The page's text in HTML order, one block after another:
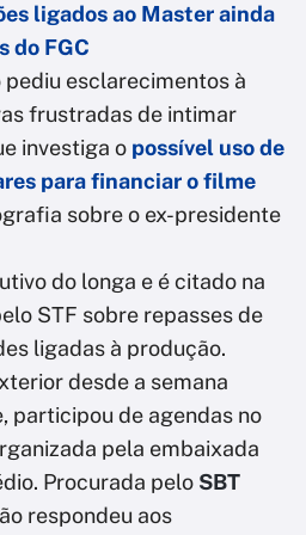
ligados ao Master ainda
do FGC
pediu esclarecimentos à
frustradas de intimar
investiga o possível uso de
para financiar o filme
sobre o ex-presidente
do longa e é citado na
STF sobre repasses de
ligadas à produção.
desde a semana
participou de agendas no
pela embaixada
Procurada pelo SBT
respondeu aos